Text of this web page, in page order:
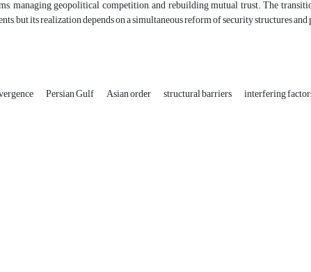
managing geopolitical competition, and rebuilding mutual trust.The
but its realization depends on a simultaneous reform of security structures
Persian Gulf Asian order structural barriers interfering